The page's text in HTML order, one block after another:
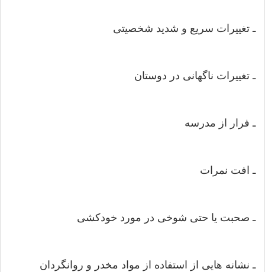
ـ تغییرات سریع و شدید شخصیتی
ـ تغییرات ناگهانی در دوستان
ـ فرار از مدرسه
ـ افت نمرات
ـ صحبت یا حتی شوخی در مورد خودکشی
ـ نشانه هایی از استفاده از مواد مخدر و روانگردان